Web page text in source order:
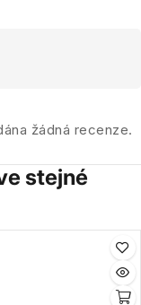
žádná recenze.
stejné